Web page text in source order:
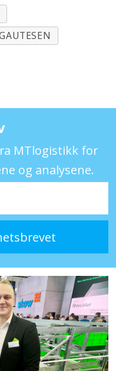
MTlogistikk for
og analysene.